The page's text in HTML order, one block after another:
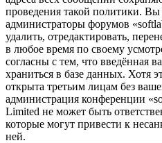
проведения такой политики. Вы
администраторы форумов
удалить, отредактировать,
в любое время по своему
согласны с тем, что введённая
храниться в базе данных. Хотя
открыта третьим лицам без
администрация конференции
Limited не может быть
которые могут привести к
ней.